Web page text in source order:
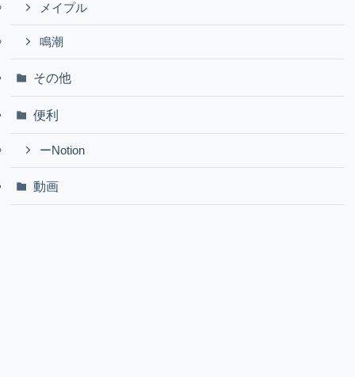
メイプル
鳴潮
その他
便利
ーNotion
動画